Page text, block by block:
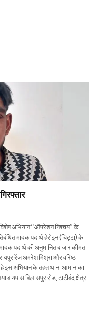
अभियान ‘‘ऑपरेशन निश्चय’’ के
मादक पदार्थ हेरोइन (चिट्टा) के
पदार्थ की अनुमानित बाजार कीमत
रेंज अमरेश मिश्रा और वरिष्ठ
इस अभियान के तहत थाना आमानाका
बिलासपुर रोड, टाटीबंद क्षेत्र